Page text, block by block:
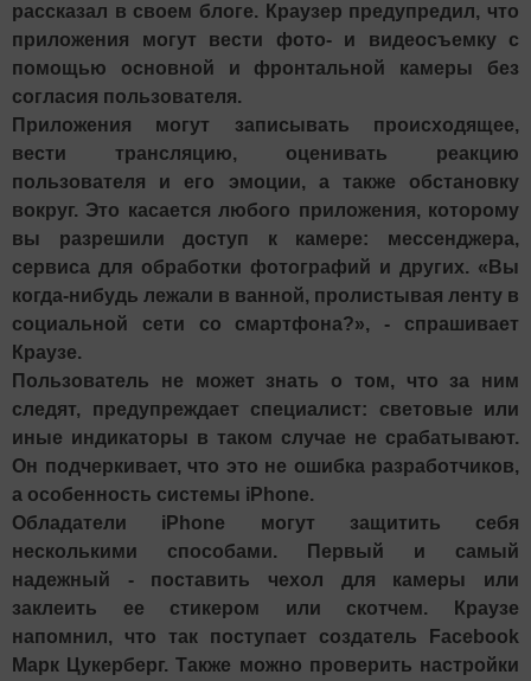
рассказал в своем блоге. Краузер предупредил, что
приложения могут вести фото- и видеосъемку с
помощью основной и фронтальной камеры без
согласия пользователя.
Приложения могут записывать происходящее,
вести трансляцию, оценивать реакцию
пользователя и его эмоции, а также обстановку
вокруг. Это касается любого приложения, которому
вы разрешили доступ к камере: мессенджера,
сервиса для обработки фотографий и других. «Вы
когда-нибудь лежали в ванной, пролистывая ленту в
социальной сети со смартфона?», - спрашивает
Краузе.
Пользователь не может знать о том, что за ним
следят, предупреждает специалист: световые или
иные индикаторы в таком случае не срабатывают.
Он подчеркивает, что это не ошибка разработчиков,
а особенность системы iPhone.
Обладатели iPhone могут защитить себя
несколькими способами. Первый и самый
надежный - поставить чехол для камеры или
заклеить ее стикером или скотчем. Краузе
напомнил, что так поступает создатель Facebook
Марк Цукерберг. Также можно проверить настройки